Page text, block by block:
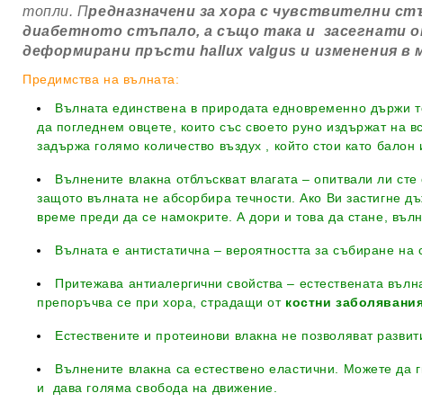
топли. Предназначени за хора с чувствителни
диабетното стъпало, а също така и засегнати
деформирани пръсти hallux valgus и изменения в
Предимства на вълната:
Вълната единствена в природата едновременно държи
да погледнем овцете, които със своето руно издържат на
задържа голямо количество въздух , който стои като балон
Вълнените влакна отблъскват влагата – опитвали ли
защото вълната не абсорбира течности. Ако Ви застигне
време преди да се намокрите. А дори и това да стане,
Вълната е антистатична – вероятността за събиране на
Притежава антиалергични свойства – естествената
препоръчва се при хора, страдащи от костни
Естествените и протеинови влакна не позволяват
Вълнените влакна са естествено еластични. Можете да
и дава голяма свобода на движение.